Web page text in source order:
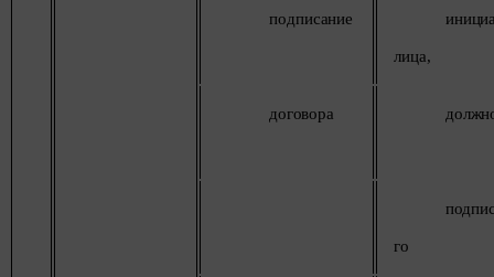
подписание
лица,
договора
го